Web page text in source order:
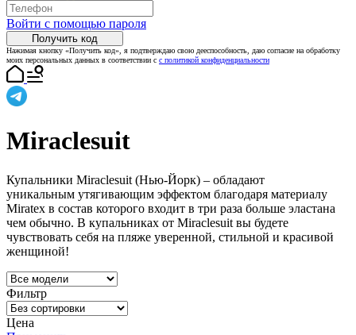
Войти с помощью пароля
Получить код
Нажимая кнопку «Получить код», я подтверждаю свою дееспособность, даю согласие на обработку
моих персональных данных в соответствии с с политикой конфиденциальности
Miraclesuit
Купальники Miraclesuit (Нью-Йорк) – обладают
уникальным утягивающим эффектом благодаря материалу
Miratex в состав которого входит в три раза больше эластана
чем обычно. В купальниках от Miraclesuit вы будете
чувствовать себя на пляже уверенной, стильной и красивой
женщиной!
Фильтр
Цена